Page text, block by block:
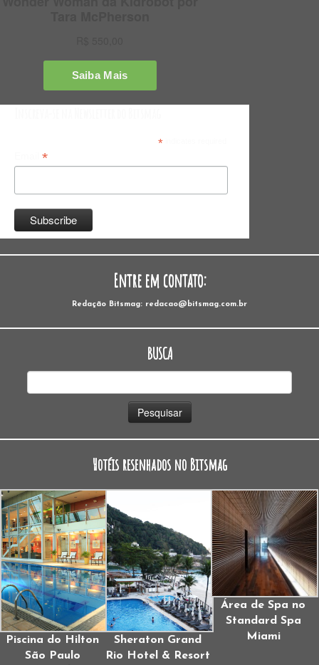
*indicates required
*
Entre em contato:
Redação Bitsmag: redacao@bitsmag.com.br
BUSCA
Hotéis resenhados no Bitsmag
Piscina do Hilton
São Paulo
Sheraton Grand
Rio Hotel & Resort
Área de Spa no
Standard Spa
Miami